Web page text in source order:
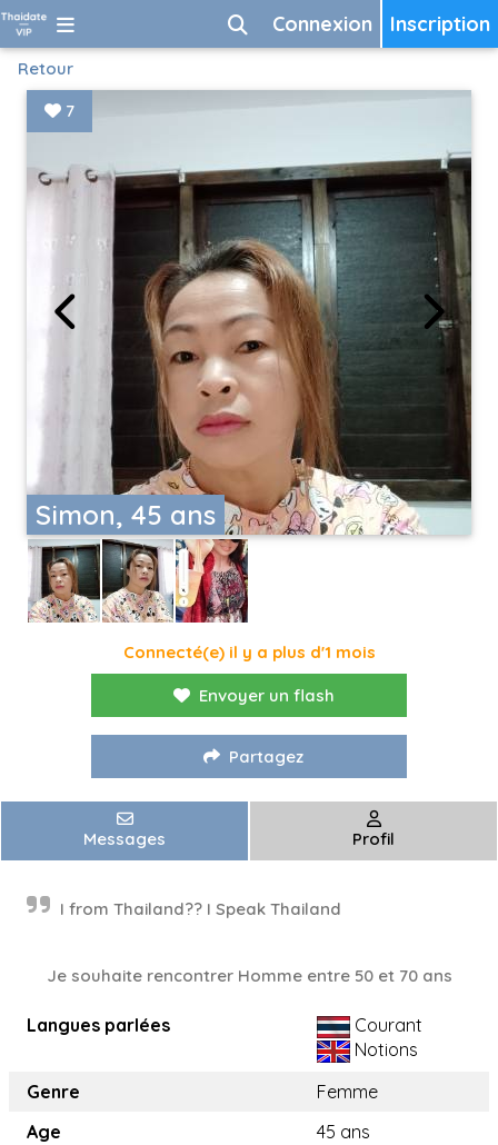
Inscription
Connexion
Retour
Simon, 45 ans
7
Connecté(e) il y a plus d'1 mois
Envoyer un flash
Partagez
Messages Profil
I from Thailand?? I Speak Thailand
Je souhaite rencontrer Homme entre 50 et 70 ans
Langues parlées
Courant
Notions
Genre
Femme
Age
45 ans